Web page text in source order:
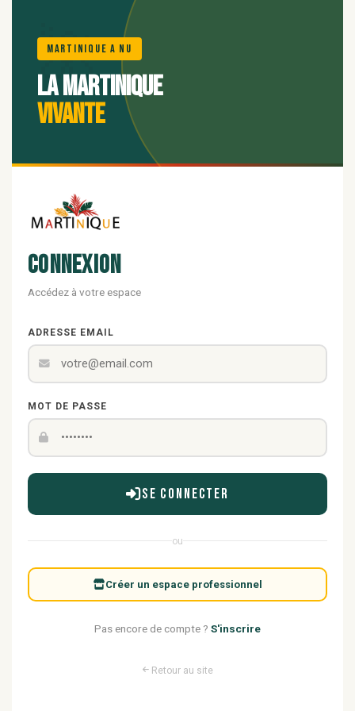
🌺
Martinique A Nu
La Martinique
vivante
Connexion
Accédez à votre espace
ADRESSE EMAIL
MOT DE PASSE
Se connecter
ou
Créer un espace professionnel
Pas encore de compte ? S'inscrire
Retour au site